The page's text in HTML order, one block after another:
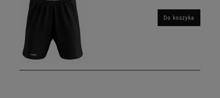
Do koszyka